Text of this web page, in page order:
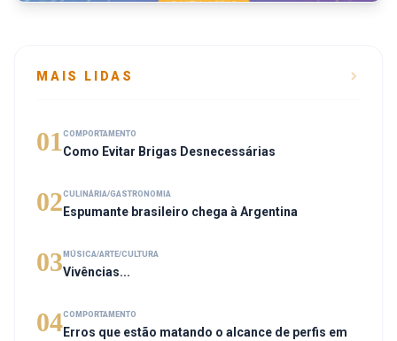
MAIS LIDAS
01 COMPORTAMENTO
Como Evitar Brigas Desnecessárias
02CULINÁRIA/GASTRONOMIA
Espumante brasileiro chega à Argentina
03 MÚSICA/ARTE/CULTURA
Vivências...
04COMPORTAMENTO
Erros que estão matando o alcance de perfis em